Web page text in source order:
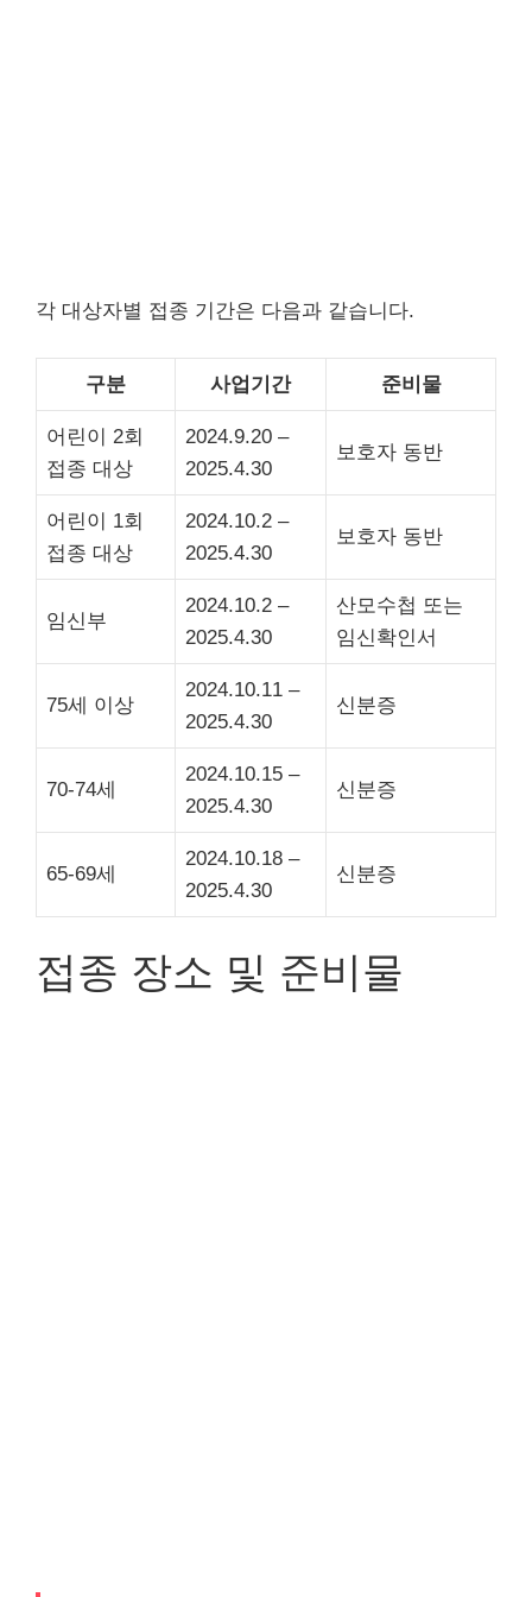
각 대상자별 접종 기간은 다음과 같습니다.
구분 사업기간 준비물
어린이 2회
접종 대상
2024.9.20 –
2025.4.30
보호자 동반
어린이 1회
접종 대상
2024.10.2 –
2025.4.30
보호자 동반
임신부
2024.10.2 –
2025.4.30
산모수첩 또는
임신확인서
75세 이상
2024.10.11 –
2025.4.30
신분증
70-74세
2024.10.15 –
2025.4.30
신분증
65-69세
2024.10.18 –
2025.4.30
신분증
접종 장소 및 준비물